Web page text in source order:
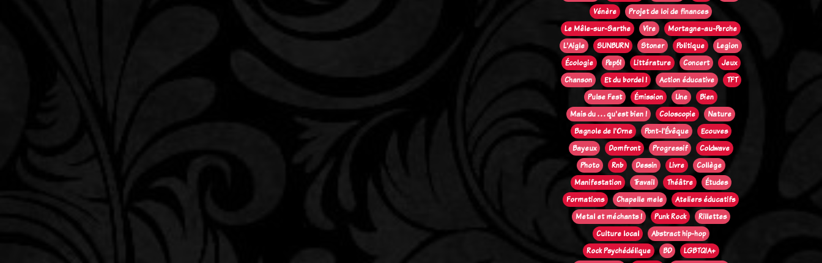
Vénère
Projet de loi de finances
Le Mêle-sur-Sarthe
Vire
Mortagne-au-Perche
L'Aigle
SUNBURN Stoner Politique
Legion
Écologie
Pep61 Littérature Concert
Jeux
Chanson
Et du bordel ! Action éducative
TFT
Pulse Fest
Émission Une
Bien
Mais du . . . qu'est bien !
Coloscopie
Nature
Bagnole de l'Orne
Pont-l'Évêque
Ecouves
Bayeux
Domfront Progressif
Coldwave
Photo
Rnb Dessin Livre
Collège
Manifestation
Travail Théâtre
Études
Formations
Chapelle mele
Ateliers éducatifs
Metal et méchants !
Punk Rock
Rillettes
Culture local
Abstract hip-hop
Rock Psychédélique
BD
LGBTQIA+